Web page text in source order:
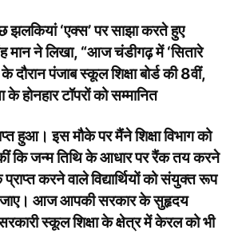
झलकियां ‘एक्स’ पर साझा करते हुए
मान ने लिखा, “आज चंडीगढ़ में ‘सितारे
दौरान पंजाब स्कूल शिक्षा बोर्ड की 8वीं,
होनहार टॉपरों को सम्मानित
हुआ। इस मौके पर मैंने शिक्षा विभाग को
कीं कि जन्म तिथि के आधार पर रैंक तय करने
करने वाले विद्यार्थियों को संयुक्त रूप
जाए। आज आपकी सरकार के सुहृदय
स्कूल शिक्षा के क्षेत्र में केरल को भी